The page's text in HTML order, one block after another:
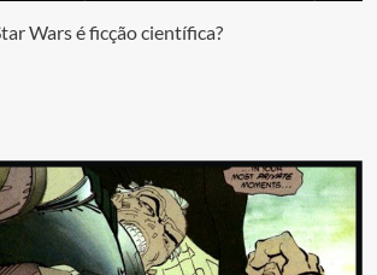
Wars é ficção científica?